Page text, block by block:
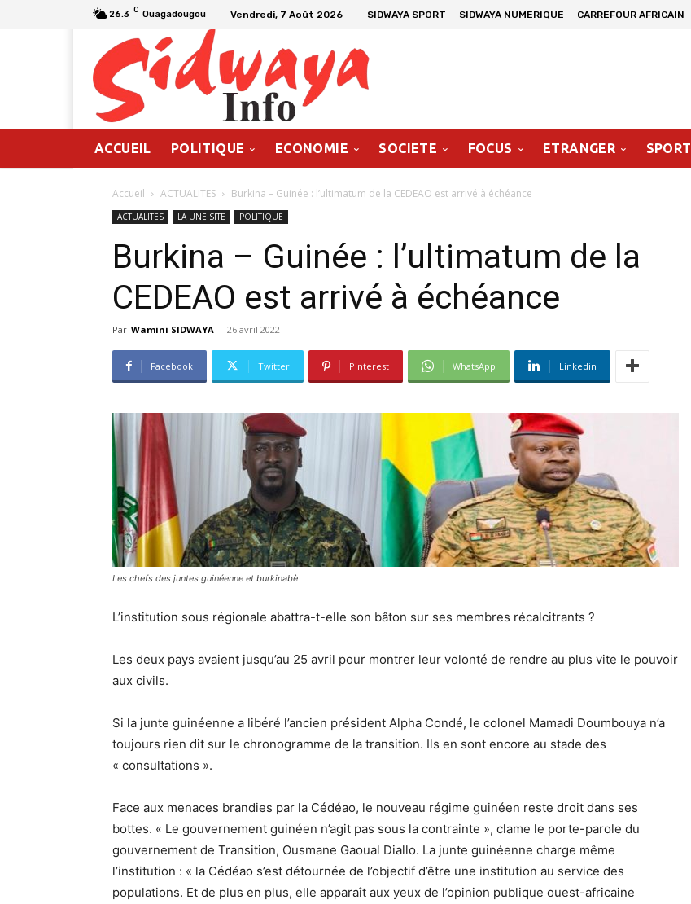
26.3 C Ouagadougou Vendredi, 7 Août 2026 SIDWAYA SPORT SIDWAYA NUMERIQUE CARREFOUR AFRICAIN
ACCUEIL POLITIQUE ECONOMIE SOCIETE FOCUS ETRANGER SPORT
Accueil ACTUALITES Burkina – Guinée : l’ultimatum de la CEDEAO est arrivé à échéance
ACTUALITES LA UNE SITE POLITIQUE
Burkina – Guinée : l’ultimatum de la
CEDEAO est arrivé à échéance
Par Wamini SIDWAYA - 26 avril 2022
Facebook Twitter Pinterest WhatsApp Linkedin
Les chefs des juntes guinéenne et burkinabè
L’institution sous régionale abattra-t-elle son bâton sur ses membres récalcitrants ?
Les deux pays avaient jusqu’au 25 avril pour montrer leur volonté de rendre au plus vite le pouvoir
aux civils.
Si la junte guinéenne a libéré l’ancien président Alpha Condé, le colonel Mamadi Doumbouya n’a
toujours rien dit sur le chronogramme de la transition. Ils en sont encore au stade des
« consultations ».
Face aux menaces brandies par la Cédéao, le nouveau régime guinéen reste droit dans ses
bottes. « Le gouvernement guinéen n’agit pas sous la contrainte », clame le porte-parole du
gouvernement de Transition, Ousmane Gaoual Diallo. La junte guinéenne charge même
l’institution : « la Cédéao s’est détournée de l’objectif d’être une institution au service des
populations. Et de plus en plus, elle apparaît aux yeux de l’opinion publique ouest-africaine